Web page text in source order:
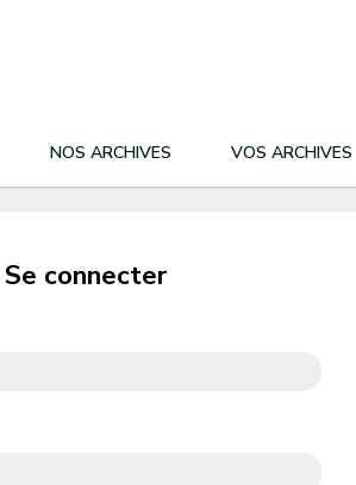
NOS ARCHIVES VOS ARCHIVES
Se connecter